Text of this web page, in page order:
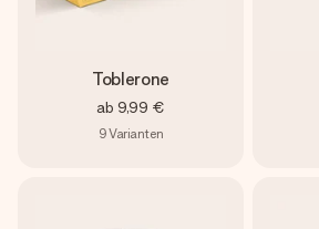
Toblerone
ab 9,99 €
9Varianten